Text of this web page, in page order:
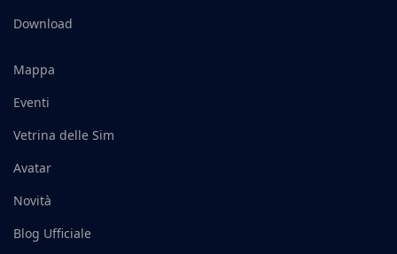
Download
Mappa
Eventi
Vetrina delle Sim
Avatar
Novità
Blog Ufficiale